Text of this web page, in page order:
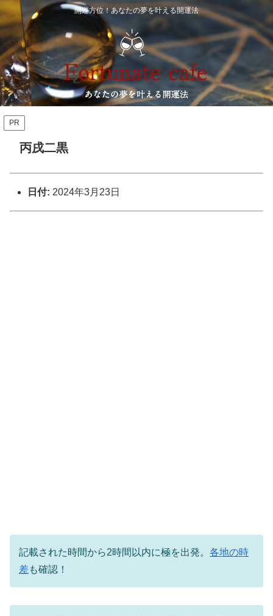
開運方位！あなたの夢を叶える開運法
PR
丙戌二黒
日付: 2024年3月23日
記載された時間から2時間以内に極を出発。 各地の時
差も確認！